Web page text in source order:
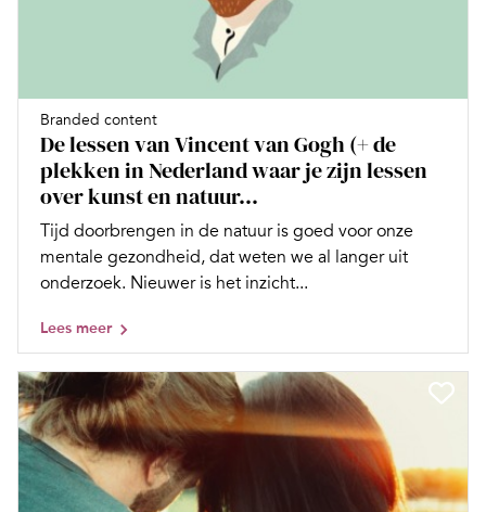
Branded content
De lessen van Vincent van Gogh (+ de
plekken in Nederland waar je zijn lessen
over kunst en natuur...
Tijd doorbrengen in de natuur is goed voor onze
mentale gezondheid, dat weten we al langer uit
onderzoek. Nieuwer is het inzicht...
Lees meer